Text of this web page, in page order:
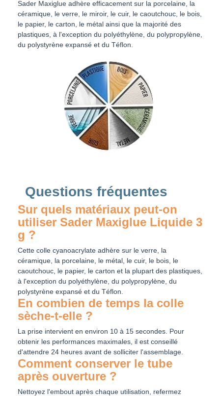
Sader Maxiglue adhère efficacement sur la porcelaine, la
céramique, le verre, le miroir, le cuir, le caoutchouc, le bois,
le papier, le carton, le métal ainsi que la majorité des
plastiques, à l'exception du polyéthylène, du polypropylène,
du polystyrène expansé et du Téflon.
Questions fréquentes
Sur quels matériaux peut-on
utiliser Sader Maxiglue Liquide 3
g ?
Cette colle cyanoacrylate adhère sur le verre, la
céramique, la porcelaine, le métal, le cuir, le bois, le
caoutchouc, le papier, le carton et la plupart des plastiques,
à l'exception du polyéthylène, du polypropylène, du
polystyrène expansé et du Téflon.
En combien de temps la colle
sèche-t-elle ?
La prise intervient en environ 10 à 15 secondes. Pour
obtenir les performances maximales, il est conseillé
d'attendre 24 heures avant de solliciter l'assemblage.
Comment conserver le tube
après ouverture ?
Nettoyez l'embout après chaque utilisation, refermez